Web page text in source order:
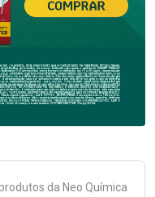
da Neo Química